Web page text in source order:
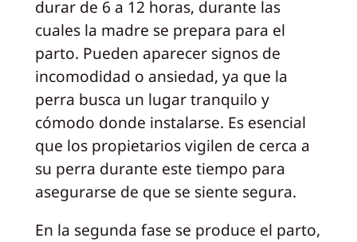
durar de 6 a 12 horas, durante las
cuales la madre se prepara para el
parto. Pueden aparecer signos de
incomodidad o ansiedad, ya que la
perra busca un lugar tranquilo y
cómodo donde instalarse. Es esencial
que los propietarios vigilen de cerca a
su perra durante este tiempo para
asegurarse de que se siente segura.
En la segunda fase se produce el parto,